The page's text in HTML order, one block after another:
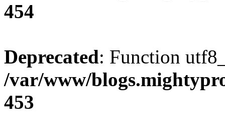
454
Deprecated: Function
/var/www/
453